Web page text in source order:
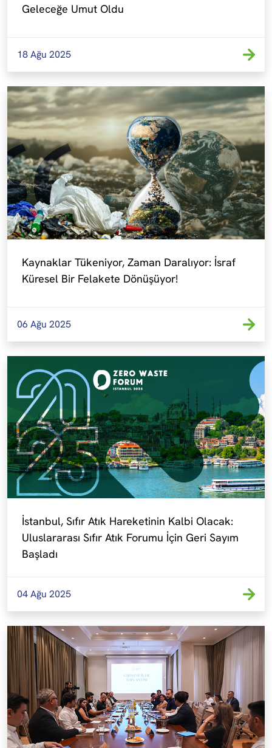
Geleceğe Umut Oldu
18 Ağu 2025
Kaynaklar Tükeniyor, Zaman Daralıyor: İsraf
Küresel Bir Felakete Dönüşüyor!
06 Ağu 2025
İstanbul, Sıfır Atık Hareketinin Kalbi Olacak:
Uluslararası Sıfır Atık Forumu İçin Geri Sayım
Başladı
04 Ağu 2025